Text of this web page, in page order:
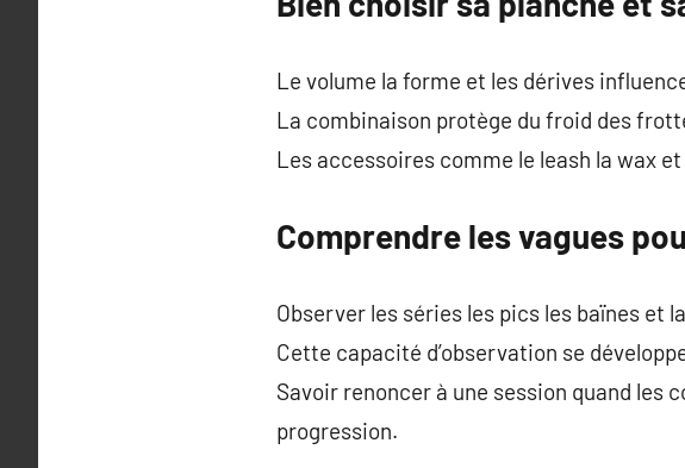
Le volume la forme et les dérives
La combinaison protège du froid des
Les accessoires comme le leash la wax
Comprendre les vagues
Observer les séries les pics les baïnes et
Cette capacité d’observation se
Savoir renoncer à une session quand les
progression.